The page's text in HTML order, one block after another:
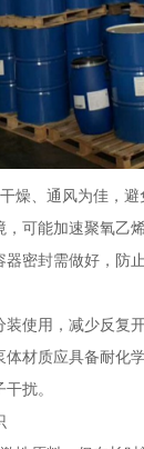
燥、通风为佳，
，可能加速聚氧乙
密封需做好，防
装使用，减少反复
材质应具备耐化
扰。